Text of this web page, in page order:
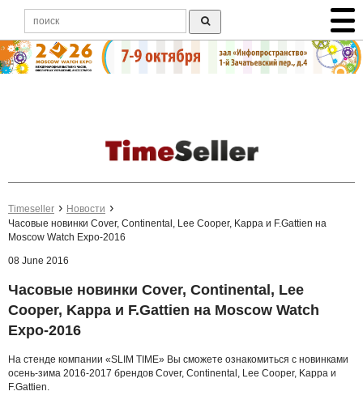
Timeseller
Новости
Часовые новинки Cover, Continental, Lee Cooper, Kappa и F.Gattien на
Moscow Watch Expo-2016
08 June 2016
Часовые новинки Cover, Continental, Lee
Cooper, Kappa и F.Gattien на Moscow Watch
Expo-2016
На стенде компании «SLIM TIME» Вы сможете ознакомиться с новинками
осень-зима 2016-2017 брендов Cover, Continental, Lee Cooper, Kappa и
F.Gattien.